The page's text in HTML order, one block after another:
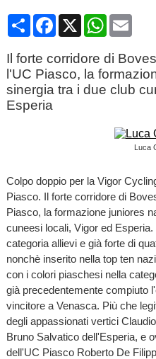
CondividiFacebook
X WhatsApp
Email
Il forte corridore di
l'UC Piasco, la
sinergia tra i due club
Esperia
Luca
Colpo doppio per la Vigor
Piasco. Il forte corridore di
Piasco, la formazione juniores
cuneesi locali, Vigor ed
categoria allievi e già forte di
nonchè inserito nella top ten
con i colori piaschesi nella
già precedentemente compiuto
vincitore a Venasca. Più che
degli appassionati vertici
Bruno Salvatico dell'Esperia, e
dell'UC Piasco Roberto De